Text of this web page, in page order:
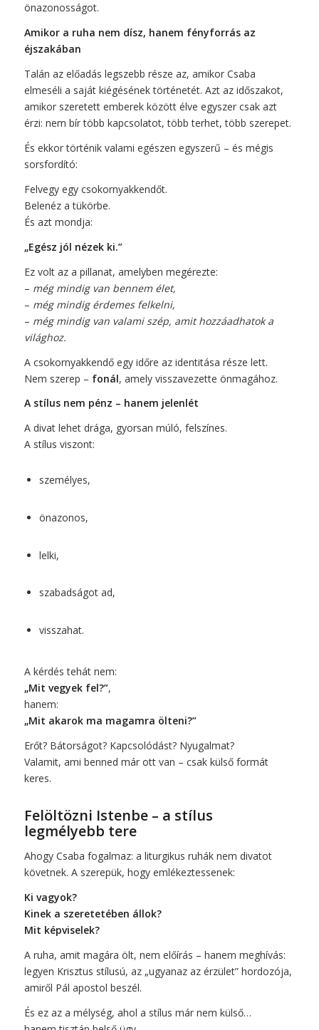
önazonosságot.
Amikor a ruha nem dísz, hanem fényforrás az
éjszakában
Talán az előadás legszebb része az, amikor Csaba
elmeséli a saját kiégésének történetét. Azt az időszakot,
amikor szeretett emberek között élve egyszer csak azt
érzi: nem bír több kapcsolatot, több terhet, több szerepet.
És ekkor történik valami egészen egyszerű – és mégis
sorsfordító:
Felvegy egy csokornyakkendőt.
Belenéz a tükörbe.
És azt mondja:
„Egész jól nézek ki.”
Ez volt az a pillanat, amelyben megérezte:
– még mindig van bennem élet,
– még mindig érdemes felkelni,
– még mindig van valami szép, amit hozzáadhatok a
világhoz.
A csokornyakkendő egy időre az identitása része lett.
Nem szerep – fonál, amely visszavezette önmagához.
A stílus nem pénz – hanem jelenlét
A divat lehet drága, gyorsan múló, felszínes.
A stílus viszont:
személyes,
önazonos,
lelki,
szabadságot ad,
visszahat.
A kérdés tehát nem:
„Mit vegyek fel?”,
hanem:
„Mit akarok ma magamra ölteni?”
Erőt? Bátorságot? Kapcsolódást? Nyugalmat?
Valamit, ami benned már ott van – csak külső formát
keres.
Felöltözni Istenbe – a stílus
legmélyebb tere
Ahogy Csaba fogalmaz: a liturgikus ruhák nem divatot
követnek. A szerepük, hogy emlékeztessenek:
Ki vagyok?
Kinek a szeretetében állok?
Mit képviselek?
A ruha, amit magára ölt, nem előírás – hanem meghívás:
legyen Krisztus stílusú, az „ugyanaz az érzület” hordozója,
amiről Pál apostol beszél.
És ez az a mélység, ahol a stílus már nem külső…